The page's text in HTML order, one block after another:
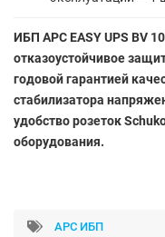
ИБП APC EASY UPS BV
отказоустойчивое
годовой гарантией
стабилизатора
удобство розеток
оборудования.
APC ИБП